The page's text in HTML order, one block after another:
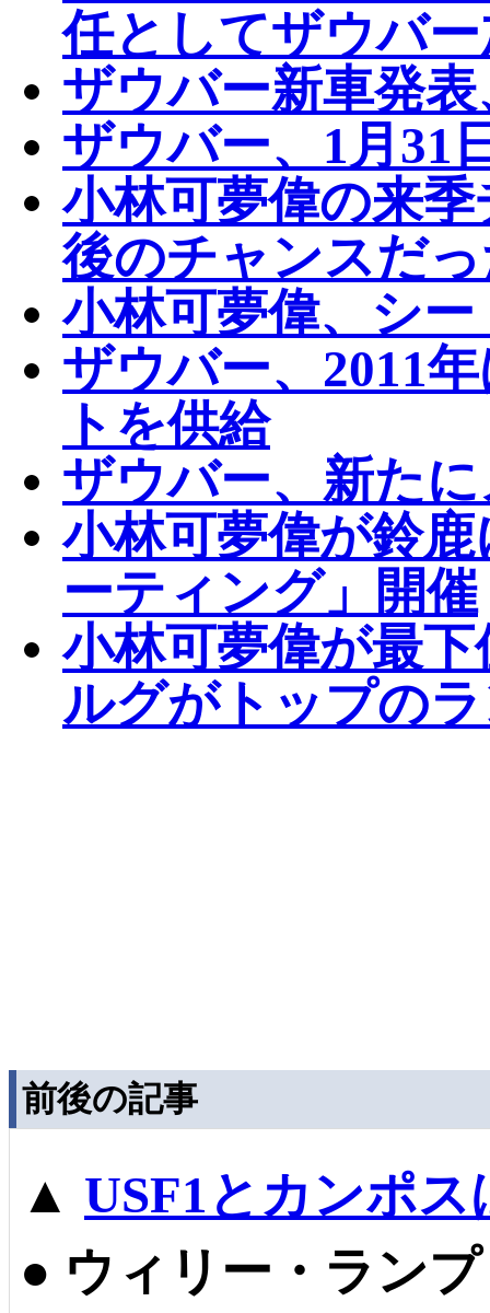
任としてザウバ
ザウバー新車発
ザウバー、1月31
小林可夢偉の来
後のチャンスだ
小林可夢偉、シ
ザウバー、2011
トを供給
ザウバー、新た
小林可夢偉が鈴
ーティング」開催
小林可夢偉が最
ルグがトップの
前後の記事
▲ USF1とカンポ
● ウィリー・ラン